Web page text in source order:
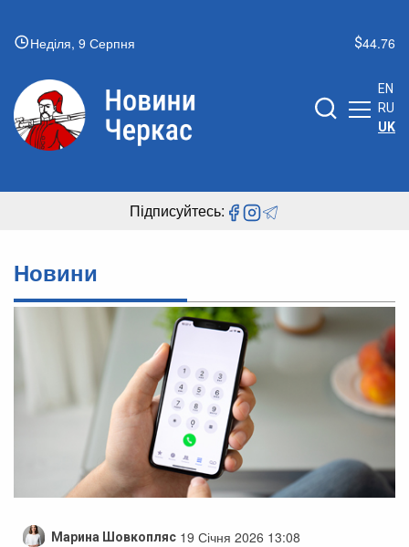
Неділя, 9 Серпня 44.76
EN
RU
UK
Підписуйтесь:
Новини
Марина Шовкопляс 19 Січня 2026 13:08